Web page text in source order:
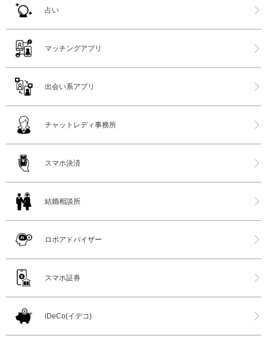
占い
マッチングアプリ
出会い系アプリ
チャットレディ事務所
スマホ決済
結婚相談所
ロボアドバイザー
スマホ証券
iDeCo(イデコ)